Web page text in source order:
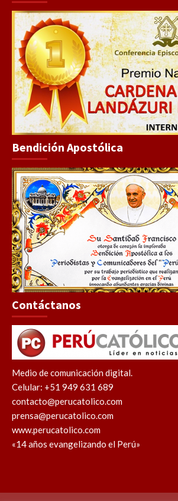
Bendición Apostólica
Contáctanos
Medio de comunicación digital.
Celular: +51 949 631 689
contacto@perucatolico.com
prensa@perucatolico.com
www.perucatolico.com
«14 años evangelizando el Perú»